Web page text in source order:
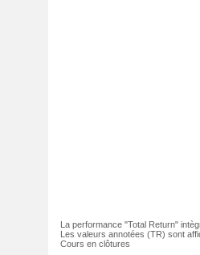
La performance "Total Return"
Les valeurs annotées (TR) sont
Cours en clôtures